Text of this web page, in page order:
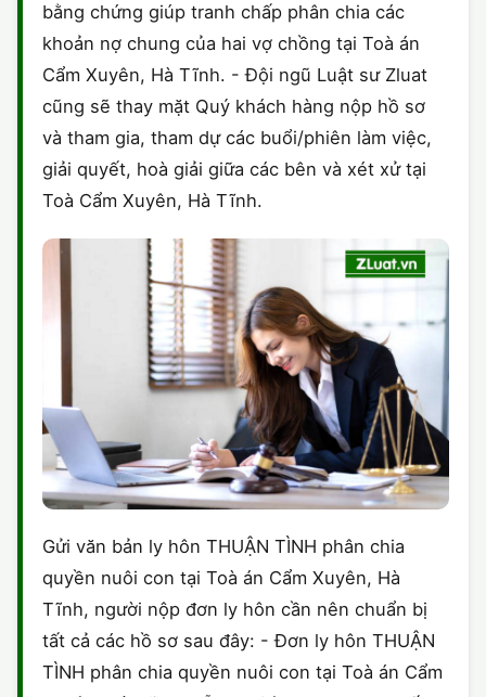
bằng chứng giúp tranh chấp phân chia các
khoản nợ chung của hai vợ chồng tại Toà án
Cẩm Xuyên, Hà Tĩnh. - Đội ngũ Luật sư Zluat
cũng sẽ thay mặt Quý khách hàng nộp hồ sơ
và tham gia, tham dự các buổi/phiên làm việc,
giải quyết, hoà giải giữa các bên và xét xử tại
Toà Cẩm Xuyên, Hà Tĩnh.
Gửi văn bản ly hôn THUẬN TÌNH phân chia
quyền nuôi con tại Toà án Cẩm Xuyên, Hà
Tĩnh, người nộp đơn ly hôn cần nên chuẩn bị
tất cả các hồ sơ sau đây: - Đơn ly hôn THUẬN
TÌNH phân chia quyền nuôi con tại Toà án Cẩm